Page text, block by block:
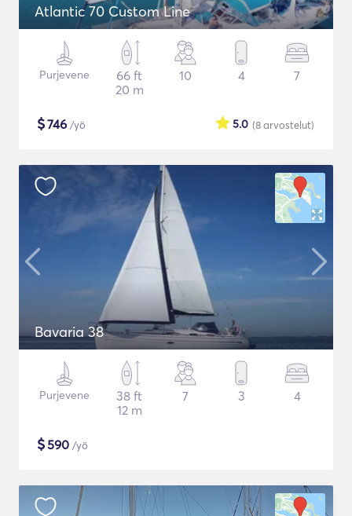
Atlantic 70 Custom Line
Purjevene
66 ft
20 m
10 4 7
$746 /yö (8arvostelut)
5.0
Bavaria 38
Purjevene
38 ft
12 m
7 3 4
$590 /yö